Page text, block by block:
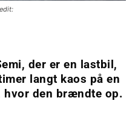
der er en lastbil,
langt kaos på en
hvor den brændte op.